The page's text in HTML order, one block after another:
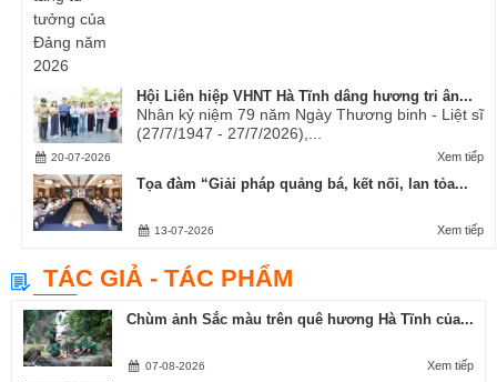
Hội Liên hiệp VHNT Hà Tĩnh dâng hương tri ân...
Nhân kỷ niệm 79 năm Ngày Thương binh - Liệt sĩ
(27/7/1947 - 27/7/2026),...
Xem tiếp
20-07-2026
Tọa đàm “Giải pháp quảng bá, kết nối, lan tỏa...
Xem tiếp
13-07-2026
TÁC GIẢ - TÁC PHẨM
Chùm ảnh Sắc màu trên quê hương Hà Tĩnh của...
Xem tiếp
07-08-2026